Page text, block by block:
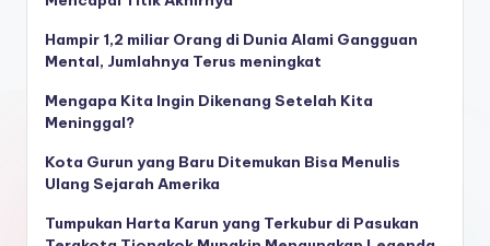
Hampir 1,2 miliar Orang di Dunia Alami Gangguan
Mental, Jumlahnya Terus meningkat
Mengapa Kita Ingin Dikenang Setelah Kita
Meninggal?
Kota Gurun yang Baru Ditemukan Bisa Menulis
Ulang Sejarah Amerika
Tumpukan Harta Karun yang Terkubur di Pasukan